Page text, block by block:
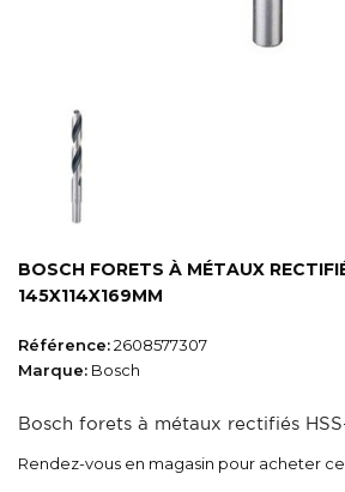
BOSCH FORETS À MÉTAUX
145X114X169MM
Référence:2608577307
Marque: Bosch
Bosch forets à métaux rectifiés HSS-
Rendez-vous en magasin pour acheter